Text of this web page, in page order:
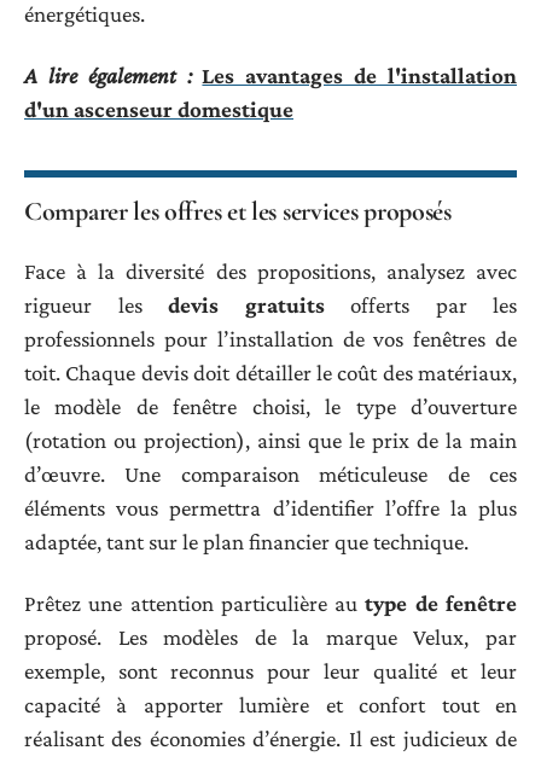
énergétiques.
A lire également : Les avantages de l'installation
d'un ascenseur domestique
Comparer les offres et les services proposés
Face à la diversité des propositions, analysez avec
rigueur les devis gratuitsofferts par les
professionnels pour l’installation de vos fenêtres de
toit. Chaque devis doit détailler le coût des matériaux,
le modèle de fenêtre choisi, le type d’ouverture
(rotation ou projection), ainsi que le prix de la main
d’œuvre. Une comparaison méticuleuse de ces
éléments vous permettra d’identifier l’offre la plus
adaptée, tant sur le plan financier que technique.
Prêtez une attention particulière autype de fenêtre
proposé. Les modèles de la marque Velux, par
exemple, sont reconnus pour leur qualité et leur
capacité à apporter lumière et confort tout en
réalisant des économies d’énergie. Il est judicieux de